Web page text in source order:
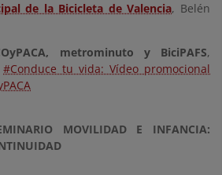
de la Bicicleta de Valencia, Belén
metrominuto y BiciPAFS,
#Conduce tu vida: Vídeo promocional
MOVILIDAD E INFANCIA: